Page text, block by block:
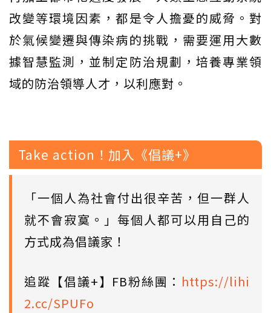
改變等環境因素，都是令人擔憂的威脅。對
於氣候變遷與傳染病的挑戰，需要運用大數
據智慧監測，並制定防治規劃，培養專業領
域的防治領導人才，以利應對。
Take action！加入《倡議+》
「一個人為社會付出很辛苦，但一群人
就不會寂寞。」每個人都可以用自己的
方式成為倡議家！
追蹤【倡議+】FB粉絲團： https://lihi
2.cc/SPUFo